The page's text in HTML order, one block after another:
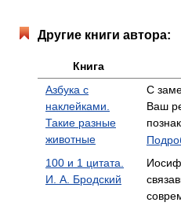
Другие книги автора:
Книга
Азбука с
наклейками.
Такие разные
животные
С
Ваш
100 и 1 цитата.
И. А. Бродский
Иосиф